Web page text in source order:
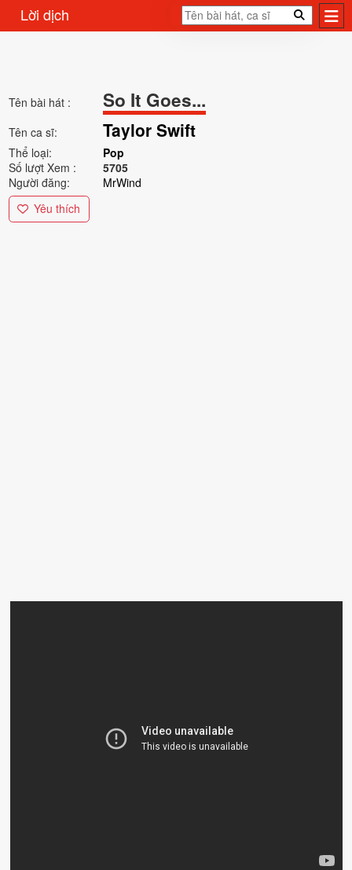
Lời dịch
Tên bài hát : So It Goes...
Tên ca sĩ: Taylor Swift
Thể loại:
Pop
Số lượt Xem :
5705
Người đăng:
MrWind
Yêu thích